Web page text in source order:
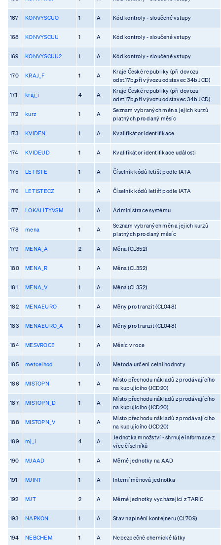
167 KONVYSCUO 1 A Kód kontroly - sloučené vstupy
168 KONVYSCUU 1 A Kód kontroly - sloučené vstupy
169 KONVYSCUU2 1 A Kód kontroly - sloučené vstupy
170 KRAJ_F 1 A
Kraje České republiky (při dovozu
odst.17b,při vývozu odstavec 34b JCD)
171 kraj_i 4 A
Kraje České republiky (při dovozu
odst.17b,při vývozu odstavec 34b JCD)
172 kurz 1 A
Seznam vybraných měn a jejich kurzů
platných pro daný měsíc
173 KVIDEN 1 A Kvalifikátor identifikace
174 KVIDEUD 1 A Kvalifikátor identifikace události
175 LETISTE 1 A Číselník kódů letišť podle IATA
176 LETISTECZ 1 A Číselník kódů letišť podle IATA
177 LOKALITYVSM 1 A Administrace systému
178 mena 1 A
Seznam vybraných měn a jejich kurzů
platných pro daný měsíc
179 MENA_A 2 A Měna (CL352)
180 MENA_R 1 A Měna (CL352)
181 MENA_V 1 A Měna (CL352)
182 MENAEURO 1 A Měny pro tranzit (CL048)
183 MENAEURO_A 1 A Měny pro tranzit (CL048)
184 MESVROCE 1 A Měsíc v roce
185 metcelhod 1 A Metoda určení celní hodnoty
186 MISTOPN 1 A
Místo přechodu nákladů z prodávajícího
na kupujícího (JCD20)
187 MISTOPN_D 1 A
Místo přechodu nákladů z prodávajícího
na kupujícího (JCD20)
188 MISTOPN_V 1 A
Místo přechodu nákladů z prodávajícího
na kupujícího (JCD20)
189 mj_i 4 A
Jednotka množství - shrnuje informace z
více číselníků
190 MJAAD 1 A Měrné jednotky na AAD
191 MJINT 1 A Interní měnová jednotka
192 MJT 2 A Měrné jednotky vycházející z TARIC
193 NAPKON 1 A Stav naplnění kontejneru (CL709)
194 NEBCHEM 1 A Nebezpečné chemické látky